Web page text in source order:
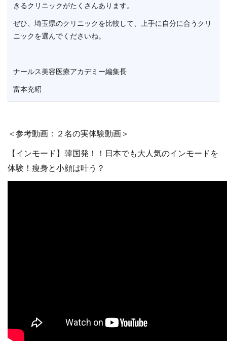
きるクリニックがたくさんあります。
ぜひ、埼玉県のクリニックを比較して、上手に自分に合うクリ
ニックを選んでくださいね。
ナールス美容医療アカデミー編集長
富本充昭
＜参考動画：２名の実体験動画＞
【インモード】韓国発！！日本でも大人気のインモードを
体験！瘦身と小顔は叶う？